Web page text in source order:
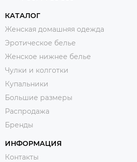
КАТАЛОГ
Женская домашняя одежда
Эротическое белье
Женское нижнее белье
Чулки и колготки
Купальники
Большие размеры
Распродажа
Бренды
ИНФОРМАЦИЯ
Контакты